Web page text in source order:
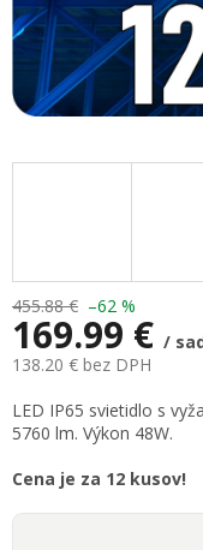
455.88 € –62 %
169.99 € /
138.20 € bez DPH
cena:
LED IP65 svietidlo s
5760 lm. Výkon 48W.
Cena je za 12 kusov!